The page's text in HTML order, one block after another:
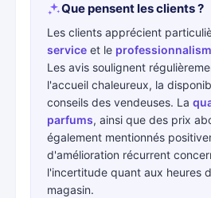
Que pensent les clients ?
Les clients apprécient
service et le
Les avis soulignent
l'accueil chaleureux, la
conseils des vendeuses. La
parfums, ainsi que des prix
également mentionnés
d'amélioration récurrent
l'incertitude quant aux heures
magasin.